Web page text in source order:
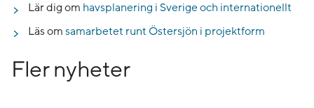
Lär dig om havsplanering i Sverige och internationellt
Läs om samarbetet runt Östersjön i projektform
Fler nyheter